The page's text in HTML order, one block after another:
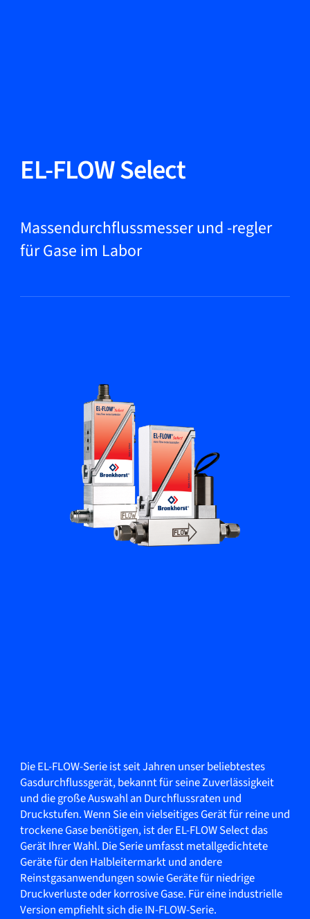
Produkte
Märkte
Bronkhorst
Kontakt aufnehmen
EL-FLOW Select
Massendurchflussmesser und -regler
für Gase im Labor
Die EL-FLOW-Serie ist seit Jahren unser beliebtestes
Gasdurchflussgerät, bekannt für seine Zuverlässigkeit
und die große Auswahl an Durchflussraten und
Druckstufen. Wenn Sie ein vielseitiges Gerät für reine und
trockene Gase benötigen, ist der EL-FLOW Select das
Gerät Ihrer Wahl. Die Serie umfasst metallgedichtete
Geräte für den Halbleitermarkt und andere
Reinstgasanwendungen sowie Geräte für niedrige
Druckverluste oder korrosive Gase. Für eine industrielle
Version empfiehlt sich die IN-FLOW-Serie.